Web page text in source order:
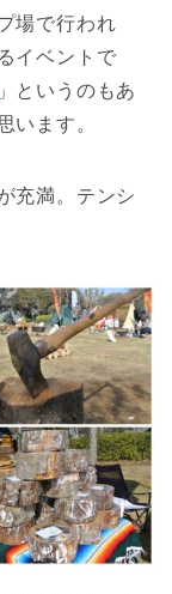
場で行われ
イベントで
」というのもあ
います。
充満。テンシ